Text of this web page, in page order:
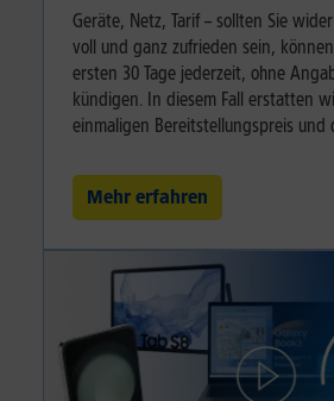
Geräte, Netz, Tarif – sollten Sie
voll und ganz zufrieden sein,
ersten 30 Tage jederzeit, ohne
kündigen. In diesem Fall erstatten
einmaligen Bereitstellungspreis und
Mehr erfahren